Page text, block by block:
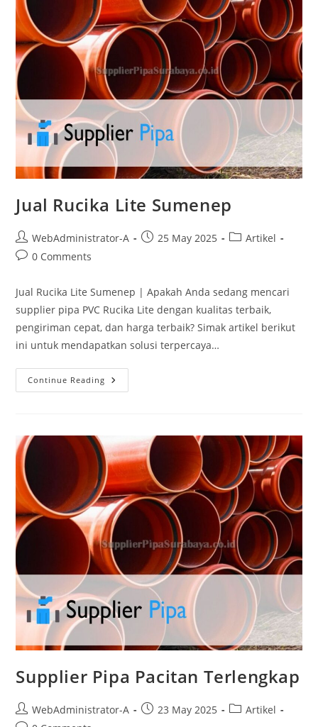
Jual Rucika Lite Sumenep
WebAdministrator-A 25 May 2025
Artikel
0 Comments
Jual Rucika Lite Sumenep | Apakah Anda sedang mencari
supplier pipa PVC Rucika Lite dengan kualitas terbaik,
pengiriman cepat, dan harga terbaik? Simak artikel berikut
ini untuk mendapatkan solusi terpercaya…
Continue Reading
Supplier Pipa Pacitan Terlengkap
WebAdministrator-A 23 May 2025
Artikel